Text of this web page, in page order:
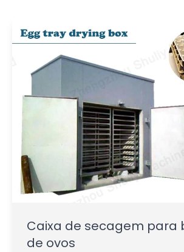
Caixa de secagem para
de ovos